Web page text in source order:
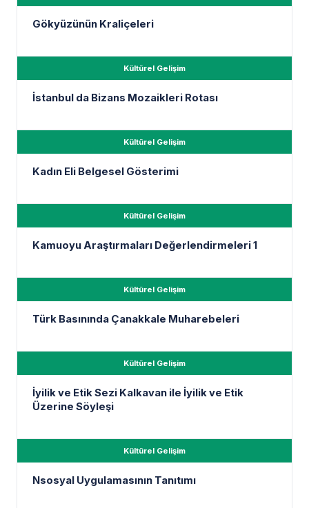
Gökyüzünün Kraliçeleri
Kültürel Gelişim
İstanbul da Bizans Mozaikleri Rotası
Kültürel Gelişim
Kadın Eli Belgesel Gösterimi
Kültürel Gelişim
Kamuoyu Araştırmaları Değerlendirmeleri 1
Kültürel Gelişim
Türk Basınında Çanakkale Muharebeleri
Kültürel Gelişim
İyilik ve Etik Sezi Kalkavan ile İyilik ve Etik
Üzerine Söyleşi
Kültürel Gelişim
Nsosyal Uygulamasının Tanıtımı